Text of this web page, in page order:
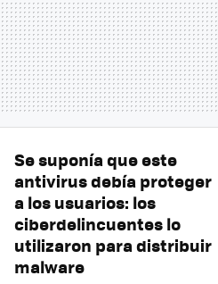
Se suponía que este
antivirus debía proteger
a los usuarios: los
ciberdelincuentes lo
utilizaron para distribuir
malware